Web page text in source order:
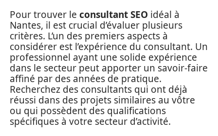
Pour trouver le consultant SEO idéal à
Nantes, il est crucial d’évaluer plusieurs
critères. L’un des premiers aspects à
considérer est l’expérience du consultant. Un
professionnel ayant une solide expérience
dans le secteur peut apporter un savoir-faire
affiné par des années de pratique.
Recherchez des consultants qui ont déjà
réussi dans des projets similaires au vôtre
ou qui possèdent des qualifications
spécifiques à votre secteur d’activité.